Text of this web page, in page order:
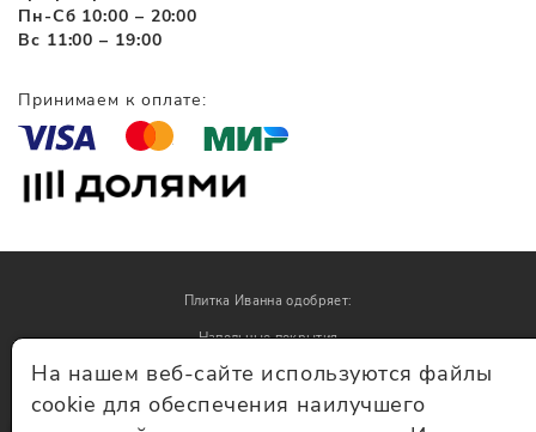
Пн-Сб 10:00 – 20:00
Вс 11:00 – 19:00
Принимаем к оплате:
Плитка Иванна одобряет:
Напольные покрытия
Обои
На нашем веб-сайте используются файлы
cookie для обеспечения наилучшего